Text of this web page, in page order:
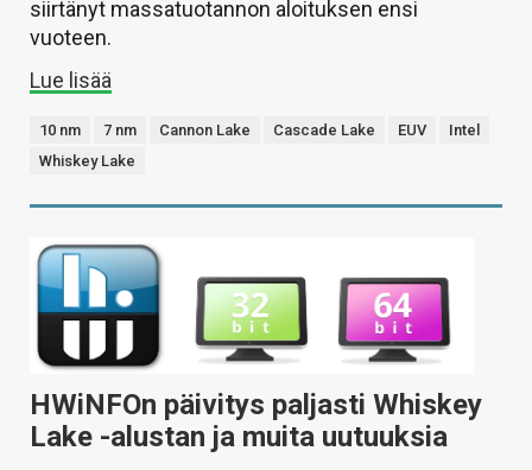
siirtänyt massatuotannon aloituksen ensi
vuoteen.
Lue lisää
10 nm 7 nm Cannon Lake Cascade Lake EUV
Intel
Whiskey Lake
HWiNFOn päivitys paljasti Whiskey
Lake -alustan ja muita uutuuksia